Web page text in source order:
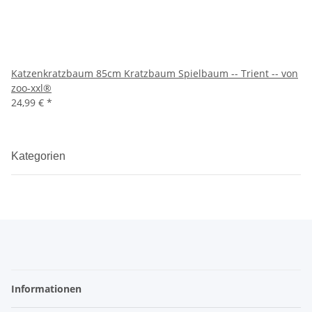
Katzenkratzbaum 85cm Kratzbaum Spielbaum -- Trient -- von
zoo-xxl®
24,99 € *
Kategorien
Informationen